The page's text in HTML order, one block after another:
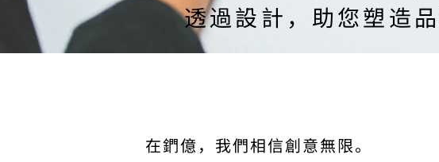
透過設計，助您塑造
在鍆億，我們相信創意無限。